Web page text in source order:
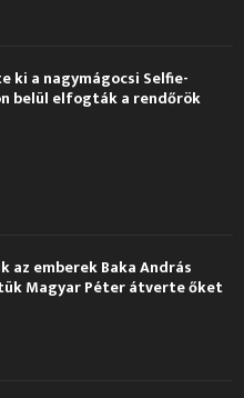
ki a nagymágocsi Selfie-
belül elfogták a rendőrök
az emberek Baka András
Magyar Péter átverte őket